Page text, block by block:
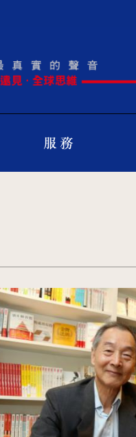
服 務